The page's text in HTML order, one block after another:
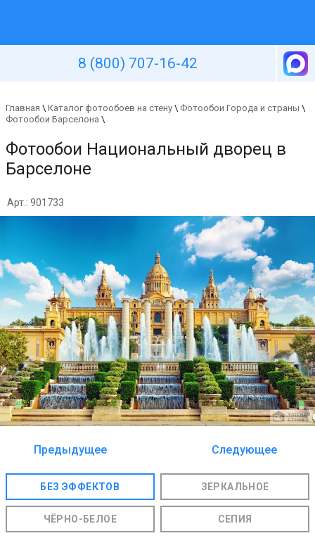
8 (800) 707-16-42
Главная \ Каталог фотообоев на стену \ Фотообои Города и страны \
Фотообои Барселона \
Фотообои Национальный дворец в
Барселоне
Арт.: 901733
Предыдущее
Следующее
БЕЗ ЭФФЕКТОВ ЗЕРКАЛЬНОЕ
ЧЁРНО-БЕЛОЕ СЕПИЯ